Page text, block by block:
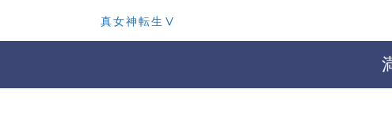
真女神転生Ⅴ